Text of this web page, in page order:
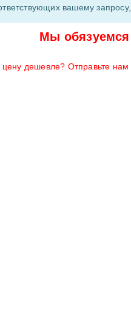
вашему
Мы обязуемся
дешевле? Отправьте нам